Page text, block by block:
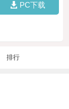
PC下载
排行